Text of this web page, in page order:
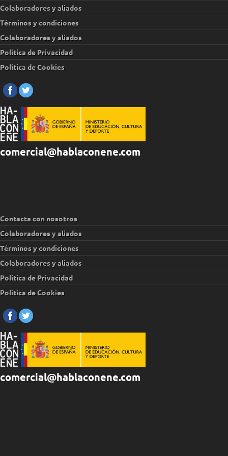
Colaboradores y aliados
Términos y condiciones
Colaboradores y aliados
Política de Privacidad
Política de Cookies
comercial@hablaconene.com
Contacta con nosotros
Colaboradores y aliados
Términos y condiciones
Colaboradores y aliados
Política de Privacidad
Política de Cookies
comercial@hablaconene.com